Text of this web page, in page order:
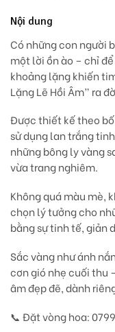
Nội dung
Có những con người
một lời ồn ào – chỉ
khoảng lặng khiến
Lặng Lẽ Hồi Âm” ra
Được thiết kế theo
sử dụnglan trắng
nhữngbông ly vàng
vừa trang nghiêm.
Không quá màu mè,
chọn lý tưởng cho
bằng sự tinh tế, giản
Sắc vàng như ánh
cơn gió nhẹ cuối thu
âm đẹp đẽ, dành
📞 Đặt vòng hoa: